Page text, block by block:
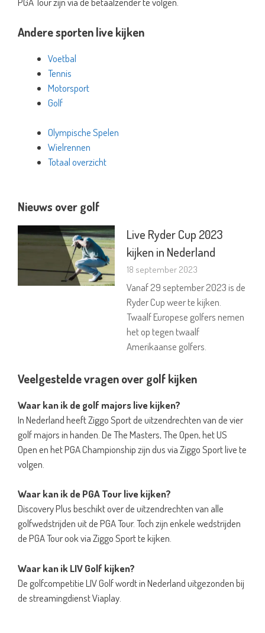
Andere sporten live kijken
Voetbal
Tennis
Motorsport
Golf
Olympische Spelen
Wielrennen
Totaal overzicht
Nieuws over golf
Live Ryder Cup 2023
kijken in Nederland
18 september 2023
Vanaf 29 september 2023 is de
Ryder Cup weer te kijken.
Twaalf Europese golfers nemen
het op tegen twaalf
Amerikaanse golfers.
Veelgestelde vragen over golf kijken
Waar kan ik de golf majors live kijken?
In Nederland heeft Ziggo Sport de uitzendrechten van de vier
golf majors in handen. De The Masters, The Open, het US
Open en het PGA Championship zijn dus via Ziggo Sport live te
volgen.
Waar kan ik de PGA Tour live kijken?
Discovery Plus beschikt over de uitzendrechten van alle
golfwedstrijden uit de PGA Tour. Toch zijn enkele wedstrijden
de PGA Tour ook via Ziggo Sport te kijken.
Waar kan ik LIV Golf kijken?
De golfcompetitie LIV Golf wordt in Nederland uitgezonden bij
de streamingdienst Viaplay.